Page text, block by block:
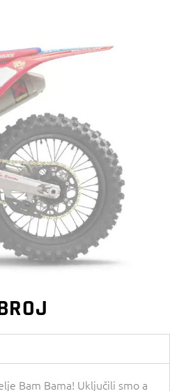
Bam Bama! Uključili smo a